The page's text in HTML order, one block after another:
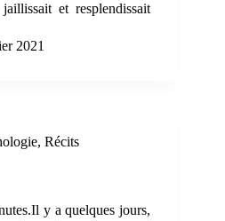
et resplendissait
2021
, Récits
y a quelques jours,